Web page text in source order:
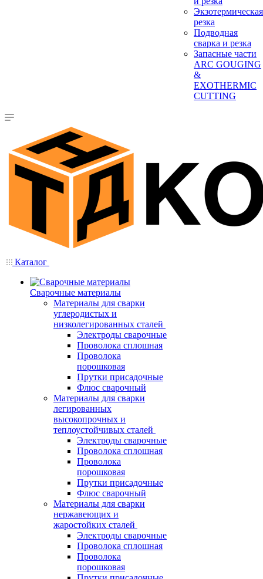
Экзотермическая
резка
Подводная
сварка и резка
Запасные части
ARC GOUGING
&
EXOTHERMIC
CUTTING
Каталог
Сварочные материалы
Материалы для сварки
углеродистых и
низколегированных сталей
Электроды сварочные
Проволока сплошная
Проволока
порошковая
Прутки присадочные
Флюс сварочный
Материалы для сварки
легированных
высокопрочных и
теплоустойчивых сталей
Электроды сварочные
Проволока сплошная
Проволока
порошковая
Прутки присадочные
Флюс сварочный
Материалы для сварки
нержавеющих и
жаростойких сталей
Электроды сварочные
Проволока сплошная
Проволока
порошковая